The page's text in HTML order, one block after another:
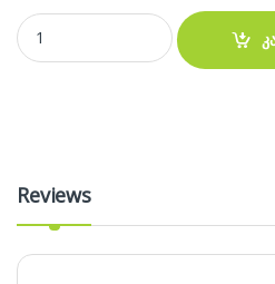
ხმის ბარათი - PCI Express PCI-E 5.1
Reviews